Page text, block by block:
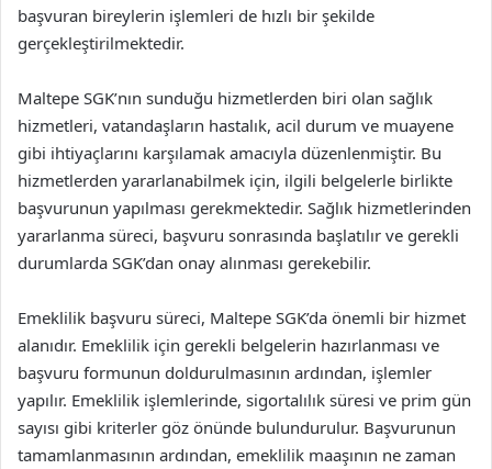
başvuran bireylerin işlemleri de hızlı bir şekilde
gerçekleştirilmektedir.
Maltepe SGK’nın sunduğu hizmetlerden biri olan sağlık
hizmetleri, vatandaşların hastalık, acil durum ve muayene
gibi ihtiyaçlarını karşılamak amacıyla düzenlenmiştir. Bu
hizmetlerden yararlanabilmek için, ilgili belgelerle birlikte
başvurunun yapılması gerekmektedir. Sağlık hizmetlerinden
yararlanma süreci, başvuru sonrasında başlatılır ve gerekli
durumlarda SGK’dan onay alınması gerekebilir.
Emeklilik başvuru süreci, Maltepe SGK’da önemli bir hizmet
alanıdır. Emeklilik için gerekli belgelerin hazırlanması ve
başvuru formunun doldurulmasının ardından, işlemler
yapılır. Emeklilik işlemlerinde, sigortalılık süresi ve prim gün
sayısı gibi kriterler göz önünde bulundurulur. Başvurunun
tamamlanmasının ardından, emeklilik maaşının ne zaman